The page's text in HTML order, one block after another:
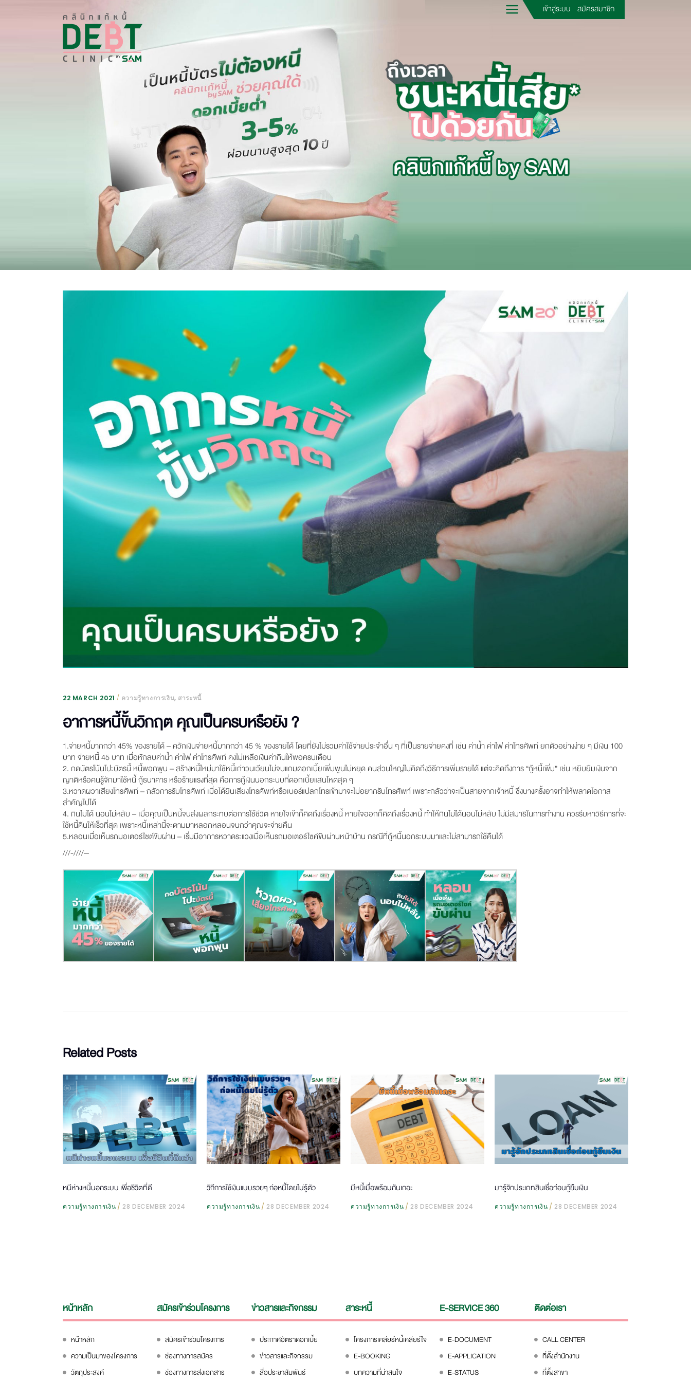
เข้าสู่ระบบ สมัครสมาชิก
22 MARCH 2021 ความรู้ทางการเงิน, สาระหนี้
อาการหนี้ขั้นวิกฤต คุณเป็นครบหรือยัง ?
1.จ่ายหนี้มากกว่า 45% ของรายได้ – ควักเงินจ่ายหนี้มากกว่า 45 % ของรายได้ โดยที่ยังไม่รวมค่าใช้จ่ายประจำอื่น ๆ ที่เป็นรายจ่ายคงที่ เช่น ค่าน้ำ ค่าไฟ ค่าโทรศัพท์ ยกตัวอย่างง่าย ๆ มีเงิน 100
บาท จ่ายหนี้ 45 บาท เมื่อหักลบค่าน้ำ ค่าไฟ ค่าโทรศัพท์ คงไม่เหลือเงินค่ากินให้พอครบเดือน
2. กดบัตรโน้นโปะบัตรนี้ หนี้พอกพูน – สร้างหนี้ใหม่มาใช้หนี้เก่าวนเวียนไม่จบแถมดอกเบี้ยเพิ่มพูนไม่หยุด คนส่วนใหญ่ไม่คิดถึงวิธีการเพิ่มรายได้ แต่จะคิดถึงการ “กู้หนี้เพิ่ม” เช่น หยิบยืมเงินจาก
ญาติหรือคนรู้จักมาใช้หนี้ กู้ธนาคาร หรือร้ายแรงที่สุด คือการกู้เงินนอกระบบที่ดอกเบี้ยแสนโหดสุด ๆ
3.หวาดผวาเสียงโทรศัพท์ – กลัวการรับโทรศัพท์ เมื่อได้ยินเสียงโทรศัพท์หรือเบอร์แปลกโทรเข้ามาจะไม่อยากรับโทรศัพท์ เพราะกลัวว่าจะเป็นสายจากเจ้าหนี้ ซึ่งบางครั้งอาจทำให้พลาดโอกาส
สำคัญไปได้
4. กินไม่ได้ นอนไม่หลับ – เมื่อคุณเป็นหนี้จนส่งผลกระทบต่อการใช้ชีวิต หายใจเข้าก็คิดถึงเรื่องหนี้ หายใจออกก็คิดถึงเรื่องหนี้ ทำให้กินไม่ได้นอนไม่หลับ ไม่มีสมาธิในการทำงาน ควรรีบหาวิธีการที่จะ
ใช้หนี้คืนให้เร็วที่สุด เพราะหนี้เหล่านี้จะตามมาหลอกหลอนจนกว่าคุณจะจ่ายคืน
5.หลอนเมื่อเห็นรถมอเตอร์ไซต์ขับผ่าน – เริ่มมีอาการหวาดระแวงเมื่อเห็นรถมอเตอร์ไซค์ขับผ่านหน้าบ้าน กรณีที่กู้หนี้นอกระบบมาและไม่สามารถใช้คืนได้
///-////—
Related Posts
หนีห่างหนี้นอกระบบ เพื่อชีวิตที่ดี
ความรู้ทางการเงิน 28 DECEMBER 2024
วิถีการใช้เงินแบบรวยๆ ก่อหนี้โดยไม่รู้ตัว
ความรู้ทางการเงิน 28 DECEMBER 2024
มีหนี้เมื่อพร้อมกันเถอะ
ความรู้ทางการเงิน 28 DECEMBER 2024
มารู้จักประเภทสินเชื่อก่อนกู้ยืมเงิน
ความรู้ทางการเงิน 28 DECEMBER 2024
หน้าหลัก
หน้าหลัก
ความเป็นมาของโครงการ
วัตถุประสงค์
สมัครเข้าร่วมโครงการ
สมัครเข้าร่วมโครงการ
ช่องทางการสมัคร
ช่องทางการส่งเอกสาร
ข่าวสารและกิจกรรม
ประกาศอัตราดอกเบี้ย
ข่าวสารและกิจกรรม
สื่อประชาสัมพันธ์
สาระหนี้
โครงการเคลียร์หนี้เคลียร์ใจ
E-BOOKING
บทความที่น่าสนใจ
E-SERVICE 360
E-DOCUMENT
E-APPLICATION
E-STATUS
ติดต่อเรา
CALL CENTER
ที่ตั้งสำนักงาน
ที่ตั้งสาขา